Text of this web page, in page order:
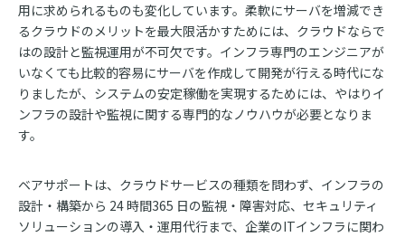
用に求められるものも変化しています。柔軟にサーバを増減でき
るクラウドのメリットを最大限活かすためには、クラウドならで
はの設計と監視運用が不可欠です。インフラ専門のエンジニアが
いなくても比較的容易にサーバを作成して開発が行える時代にな
りましたが、システムの安定稼働を実現するためには、やはりイ
ンフラの設計や監視に関する専門的なノウハウが必要となりま
す。
ベアサポートは、クラウドサービスの種類を問わず、インフラの
設計・構築から 24 時間365 日の監視・障害対応、セキュリティ
ソリューションの導入・運用代行まで、企業のITインフラに関わ